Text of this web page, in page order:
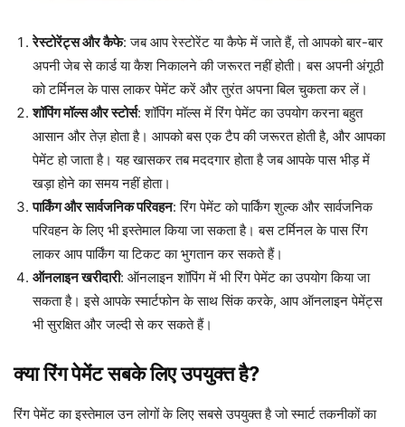
रेस्टोरेंट्स और कैफे: जब आप रेस्टोरेंट या कैफे में जाते हैं, तो आपको बार-बार
अपनी जेब से कार्ड या कैश निकालने की जरूरत नहीं होती। बस अपनी अंगूठी
को टर्मिनल के पास लाकर पेमेंट करें और तुरंत अपना बिल चुकता कर लें।
शॉपिंग मॉल्स और स्टोर्स: शॉपिंग मॉल्स में रिंग पेमेंट का उपयोग करना बहुत
आसान और तेज़ होता है। आपको बस एक टैप की जरूरत होती है, और आपका
पेमेंट हो जाता है। यह खासकर तब मददगार होता है जब आपके पास भीड़ में
खड़ा होने का समय नहीं होता।
पार्किंग और सार्वजनिक परिवहन: रिंग पेमेंट को पार्किंग शुल्क और सार्वजनिक
परिवहन के लिए भी इस्तेमाल किया जा सकता है। बस टर्मिनल के पास रिंग
लाकर आप पार्किंग या टिकट का भुगतान कर सकते हैं।
ऑनलाइन खरीदारी: ऑनलाइन शॉपिंग में भी रिंग पेमेंट का उपयोग किया जा
सकता है। इसे आपके स्मार्टफोन के साथ सिंक करके, आप ऑनलाइन पेमेंट्स
भी सुरक्षित और जल्दी से कर सकते हैं।
क्या रिंग पेमेंट सबके लिए उपयुक्त है?
रिंग पेमेंट का इस्तेमाल उन लोगों के लिए सबसे उपयुक्त है जो स्मार्ट तकनीकों का